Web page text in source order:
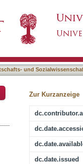
Education.
und
Zur Kurzanzeige
dc.date.issued